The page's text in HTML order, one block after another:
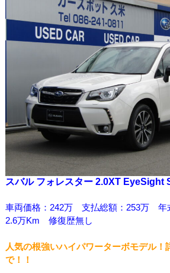
スバル フォレスター 2.0XT EyeSight
車両価格：242万 支払総額：253万
2.6万Km 修復歴無し
人気の根強いハイパワーターボモデル！
で！！